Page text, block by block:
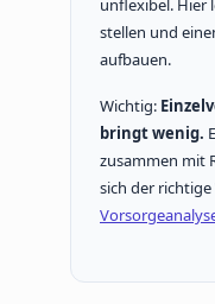
stellen und
aufbauen.
Wichtig:
bringt wenig.
zusammen mit
sich der richtige